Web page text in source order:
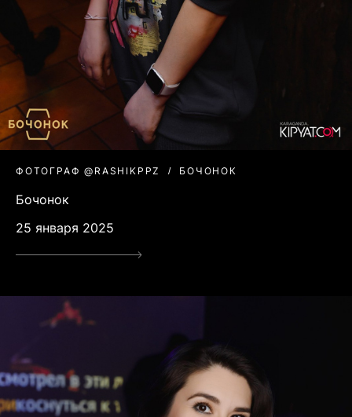
ФОТОГРАФ @RASHIKPPZ БОЧОНОК
Бочонок
25 января 2025